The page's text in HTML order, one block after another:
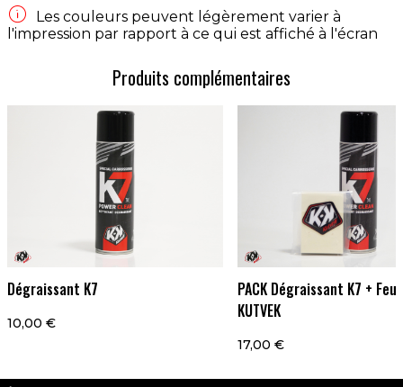

Les couleurs peuvent légèrement varier à
l'impression par rapport à ce qui est affiché à l'écran
Produits complémentaires
Dégraissant K7
10,00 €
PACK Dégraissant K7 +
KUTVEK
17,00 €